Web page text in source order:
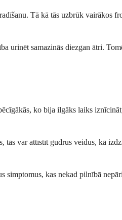
Tā kā tās uzbrūk vairākos
urinēt samazinās diezgan ātri.
ko bija ilgāks laiks
tās var attīstīt gudrus veidus, kā
kas nekad pilnībā